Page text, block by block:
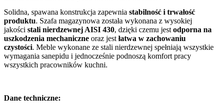
Solidna, spawana konstrukcja zapewnia stabilność i trwałość
produktu. Szafa magazynowa została wykonana z wysokiej
jakości stali nierdzewnej AISI 430, dzięki czemu jest odporna na
uszkodzenia mechaniczne oraz jest łatwa w zachowaniu
czystości. Meble wykonane ze stali nierdzewnej spełniają wszystkie
wymagania sanepidu i jednocześnie podnoszą komfort pracy
wszystkich pracowników kuchni.
Dane techniczne: